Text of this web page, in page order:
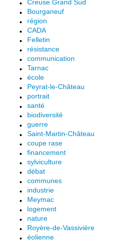
Creuse Grand Sud
Bourganeuf
région
CADA
Felletin
résistance
communication
Tarnac
école
Peyrat-le-Château
portrait
santé
biodiversité
guerre
Saint-Martin-Château
coupe rase
financement
sylviculture
débat
communes
industrie
Meymac
logement
nature
Royère-de-Vassivière
éolienne